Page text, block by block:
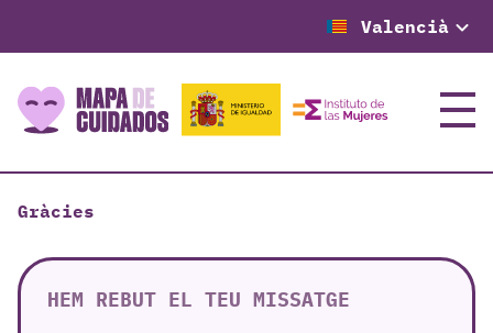
Valencià
Menú
Gràcies
HEM REBUT EL TEU MISSATGE